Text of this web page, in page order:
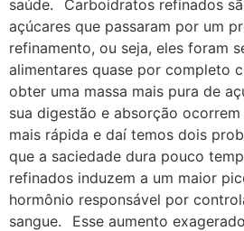
saúde.⠀Carboidratos refinados
açúcares que passaram por um
refinamento, ou seja, eles foram
alimentares quase por completo
obter uma massa mais pura de
sua digestão e absorção
mais rápida e daí temos dois
que a saciedade dura pouco
refinados induzem a um maior
hormônio responsável por
sangue.⠀Esse aumento